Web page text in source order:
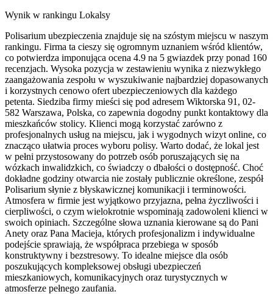
Wynik w rankingu Lokalsy
Polisarium ubezpieczenia znajduje się na szóstym miejscu w naszym
rankingu. Firma ta cieszy się ogromnym uznaniem wśród klientów,
co potwierdza imponująca ocena 4.9 na 5 gwiazdek przy ponad 160
recenzjach. Wysoka pozycja w zestawieniu wynika z niezwykłego
zaangażowania zespołu w wyszukiwanie najbardziej dopasowanych
i korzystnych cenowo ofert ubezpieczeniowych dla każdego
petenta. Siedziba firmy mieści się pod adresem Wiktorska 91, 02-
582 Warszawa, Polska, co zapewnia dogodny punkt kontaktowy dla
mieszkańców stolicy. Klienci mogą korzystać zarówno z
profesjonalnych usług na miejscu, jak i wygodnych wizyt online, co
znacząco ułatwia proces wyboru polisy. Warto dodać, że lokal jest
w pełni przystosowany do potrzeb osób poruszających się na
wózkach inwalidzkich, co świadczy o dbałości o dostępność. Choć
dokładne godziny otwarcia nie zostały publicznie określone, zespół
Polisarium słynie z błyskawicznej komunikacji i terminowości.
Atmosfera w firmie jest wyjątkowo przyjazna, pełna życzliwości i
cierpliwości, o czym wielokrotnie wspominają zadowoleni klienci w
swoich opiniach. Szczególne słowa uznania kierowane są do Pani
Anety oraz Pana Macieja, których profesjonalizm i indywidualne
podejście sprawiają, że współpraca przebiega w sposób
konstruktywny i bezstresowy. To idealne miejsce dla osób
poszukujących kompleksowej obsługi ubezpieczeń
mieszkaniowych, komunikacyjnych oraz turystycznych w
atmosferze pełnego zaufania.